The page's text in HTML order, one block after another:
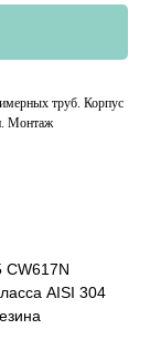
труб. Корпус
Монтаж
CW617N
AISI 304